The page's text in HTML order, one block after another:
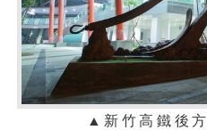
▲ 新竹高鐵後